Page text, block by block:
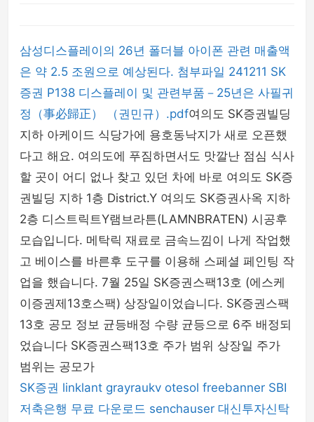
삼성디스플레이의 26년 폴더블 아이폰 관련 매출액
은 약 2.5 조원으로 예상된다. 첨부파일 241211 SK
증권 P138 디스플레이 및 관련부품－25년은 사필귀
정（事必歸正） （권민규）.pdf여의도 SK증권빌딩
지하 아케이드 식당가에 용호동낙지가 새로 오픈했
다고 해요. 여의도에 푸짐하면서도 맛깔난 점심 식사
할 곳이 어디 없나 찾고 있던 차에 바로 여의도 SK증
권빌딩 지하 1층 District.Y 여의도 SK증권사옥 지하
2층 디스트릭트Y램브라튼(LAMNBRATEN) 시공후
모습입니다. 메탁릭 재료로 금속느낌이 나게 작업했
고 베이스를 바른후 도구를 이용해 스페셜 페인팅 작
업을 했습니다. 7월 25일 SK증권스팩13호 (에스케
이증권제13호스팩) 상장일이었습니다. SK증권스팩
13호 공모 정보 균등배정 수량 균등으로 6주 배정되
었습니다 SK증권스팩13호 주가 범위 상장일 주가
범위는 공모가
SK증권 linklant grayraukv otesol freebanner SBI
저축은행 무료 다운로드 senchauser 대신투자신탁